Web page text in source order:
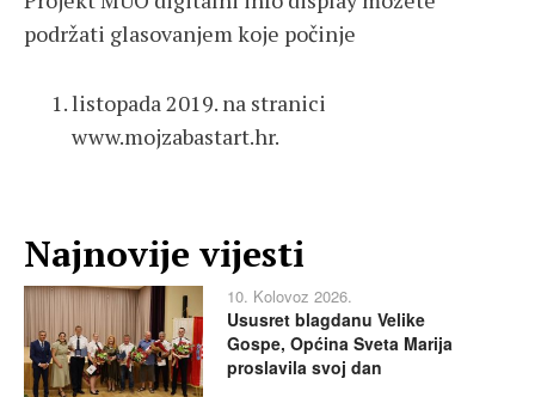
podržati glasovanjem koje počinje
listopada 2019. na stranici
www.mojzabastart.hr.
Najnovije vijesti
10. Kolovoz 2026.
Ususret blagdanu Velike
Gospe, Općina Sveta Marija
proslavila svoj dan